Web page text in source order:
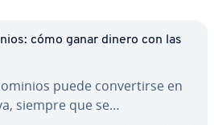
cómo ganar dinero con las
puede co­n­ve­r­ti­r­se en
siempre que se…